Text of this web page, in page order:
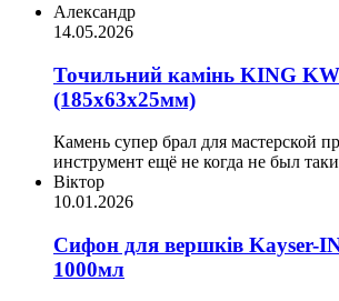
Александр
14.05.2026
Точильний камінь KING
(185х63х25мм)
Камень супер брал для мастерской
инструмент ещё не когда не был
Віктор
10.01.2026
Сифон для вершків Kayser-
1000мл